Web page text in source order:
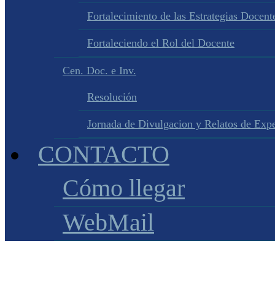
Fortalecimiento de las Estrategias
Fortaleciendo el Rol del Docente
Cen. Doc. e Inv.
Resolución
Jornada de Divulgacion y Relatos de
CONTACTO
Cómo llegar
WebMail